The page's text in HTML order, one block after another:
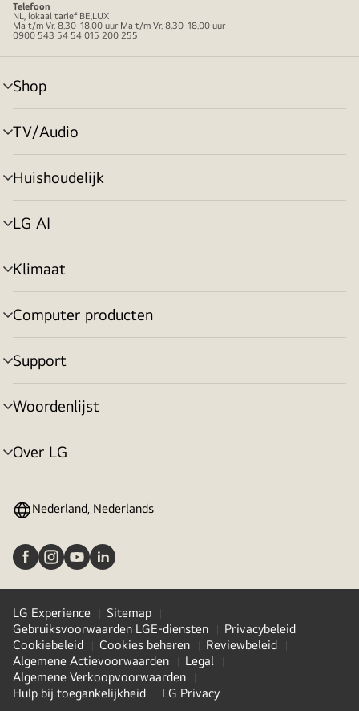
Telefoon
NL, lokaal tarief BE,LUX
Ma t/m Vr. 8.30-18.00 uur Ma t/m Vr. 8.30-18.00 uur
0900 543 54 54 015 200 255
Shop
menu
in-/uitschakelen
TV/Audio
menu
in-/uitschakelen
Huishoudelijk
menu
in-/uitschakelen
LG AI
menu
in-/uitschakelen
Klimaat
menu
in-/uitschakelen
Computer producten
menu
in-/uitschakelen
Support
menu
in-/uitschakelen
Woordenlijst
menu
in-/uitschakelen
Over LG
menu
Nederland, Nederlands
LG Experience
Sitemap
Gebruiksvoorwaarden LGE-diensten
Privacybeleid
Cookiebeleid
Cookies beheren
Reviewbeleid
Algemene Actievoorwaarden
Legal
Algemene Verkoopvoorwaarden
Hulp bij toegankelijkheid
LG Privacy